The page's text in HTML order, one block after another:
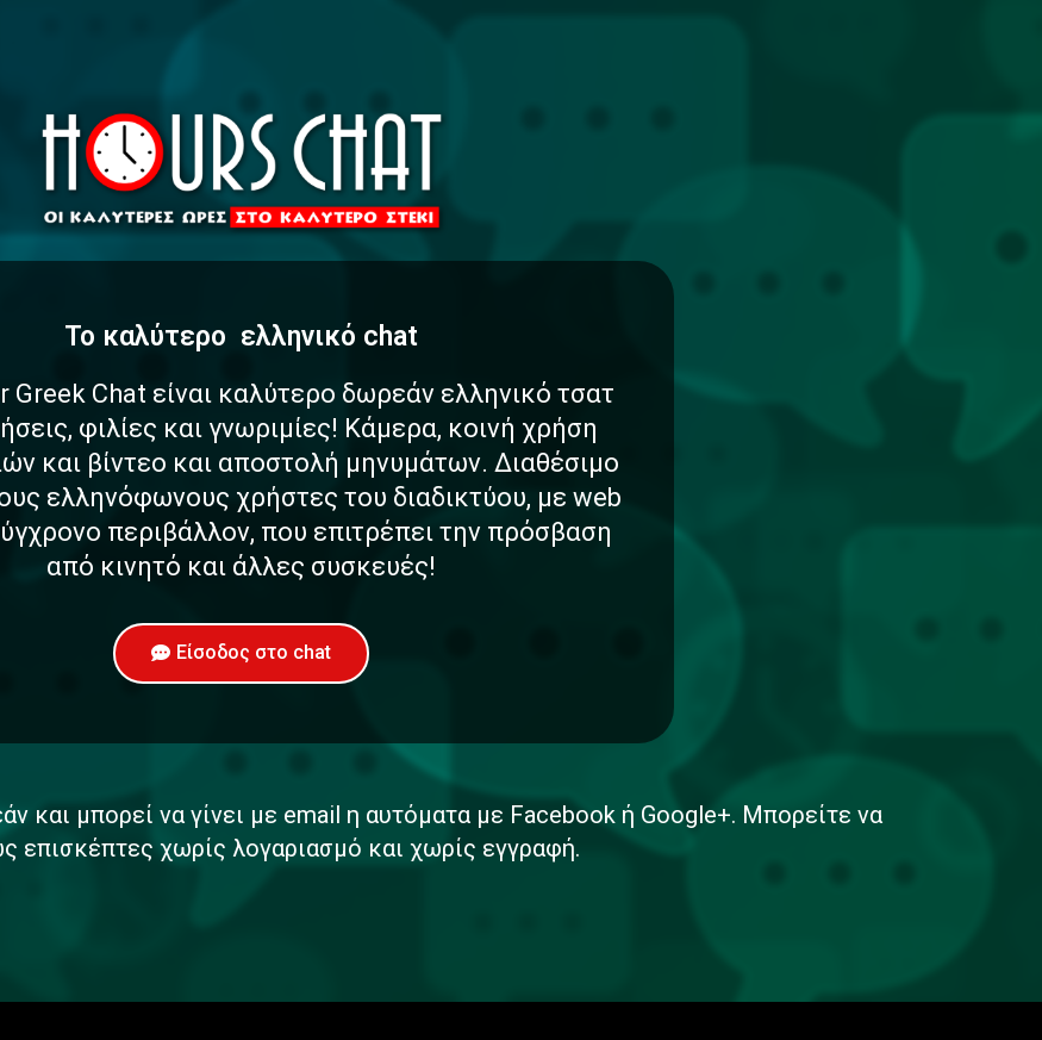
To καλύτερο ασφ αλέ ελληνικό chat
Greek Chat είναι καλύτερο δωρεάν ελληνικό τσατ
φιλίες και γνωριμίες! Κάμερα, κοινή χρήση
και βίντεο και αποστολή μηνυμάτων. Διαθέσιμο
ελληνόφωνους χρήστες του διαδικτύου, με web
περιβάλλον, που επιτρέπει την πρόσβαση
από κινητό και άλλες συσκευές!
Είσοδος στο chat
και μπορεί να γίνει με email η αυτόματα με Facebook ή Google+. Μπορείτε να
επισκέπτες χωρίς λογαριασμό και χωρίς εγγραφή.